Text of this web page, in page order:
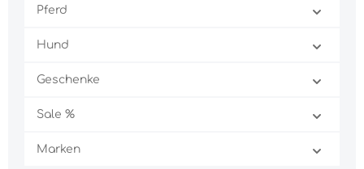
Pferd
Hund
Geschenke
Sale %
Marken